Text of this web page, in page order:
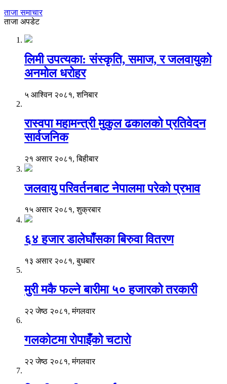
ताजा समाचार
ताजा अपडेट
लिमी उपत्यका: संस्कृति, समाज, र जलवायुको
अनमोल धरोहर
५ आश्विन २०८१, शनिबार
रास्वपा महामन्त्री मुकुल ढकालको प्रतिवेदन
सार्वजनिक
२१ असार २०८१, बिहीबार
जलवायु परिवर्तनबाट नेपालमा परेको प्रभाव
१५ असार २०८१, शुक्रबार
६४ हजार डालेघाँसका बिरुवा वितरण
१३ असार २०८१, बुधबार
मुरी मकै फल्ने बारीमा ५० हजारको तरकारी
२२ जेष्ठ २०८१, मंगलवार
गलकोटमा रोपाइँको चटारो
२२ जेष्ठ २०८१, मंगलवार